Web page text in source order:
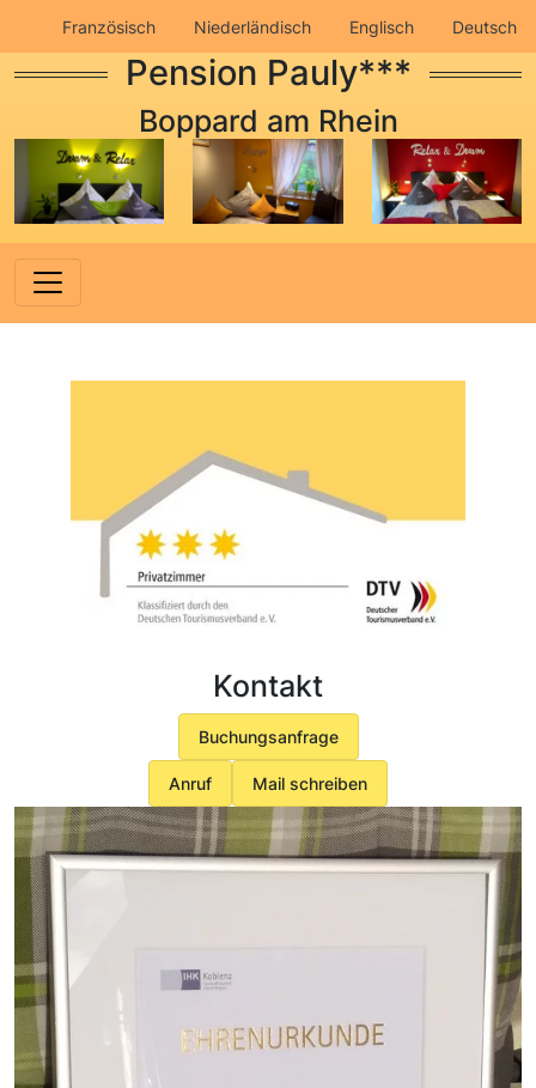
Französisch Niederländisch Englisch Deutsch
Impressum Datenschutz
Pension Pauly***
Boppard am Rhein
Kontakt
Buchungsanfrage
Anruf Mail schreiben